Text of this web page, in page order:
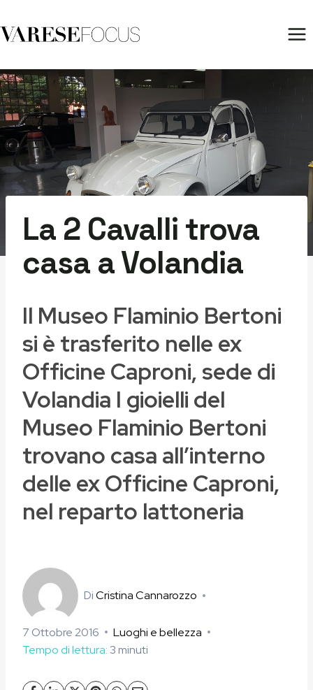
al
La 2 Cavalli trova
casa a Volandia
Il Museo Flaminio Bertoni
si è trasferito nelle ex
Officine Caproni, sede di
Volandia I gioielli del
Museo Flaminio Bertoni
trovano casa all’interno
delle ex Officine Caproni,
nel reparto lattoneria
DiCristina Cannarozzo
7 Ottobre 2016
Luoghi e bellezza
Tempo di lettura:3minuti